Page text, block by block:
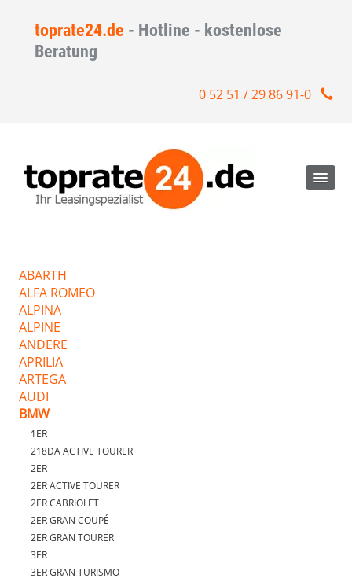
toprate24.de - Hotline - kostenlose
Beratung
0 52 51 / 29 86 91-0
ABARTH
ALFA ROMEO
ALPINA
ALPINE
ANDERE
APRILIA
ARTEGA
AUDI
BMW
1ER
218DA ACTIVE TOURER
2ER
2ER ACTIVE TOURER
2ER CABRIOLET
2ER GRAN COUPÉ
2ER GRAN TOURER
3ER
3ER GRAN TURISMO